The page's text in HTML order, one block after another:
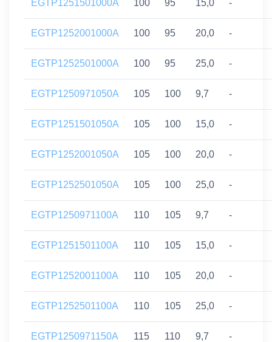
EGTP1251501000A 100 95 15,0 -
EGTP1252001000A 100 95 20,0 -
EGTP1252501000A 100 95 25,0 -
EGTP1250971050A 105 100 9,7 -
EGTP1251501050A 105 100 15,0 -
EGTP1252001050A 105 100 20,0 -
EGTP1252501050A 105 100 25,0 -
EGTP1250971100A 110 105 9,7 -
EGTP1251501100A 110 105 15,0 -
EGTP1252001100A 110 105 20,0 -
EGTP1252501100A 110 105 25,0 -
EGTP1250971150A 115 110 9,7 -